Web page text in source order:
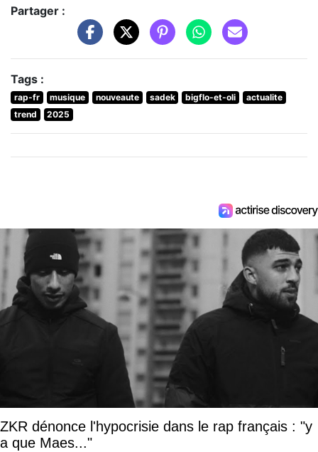
Partager :
Tags :
rap-fr musique nouveaute sadek bigflo-et-oli
actualite
trend
2025
ZKR dénonce l'hypocrisie dans le rap français : "y
a que Maes..."